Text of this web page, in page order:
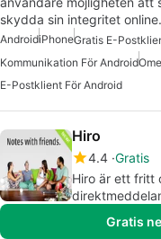
skydda sin integritet
AndroidiPhoneGratis E-
Kommunikation För Android
E-Postklient För Android
Hiro
4.4 Gratis
Hiro är ett fritt
Gratis